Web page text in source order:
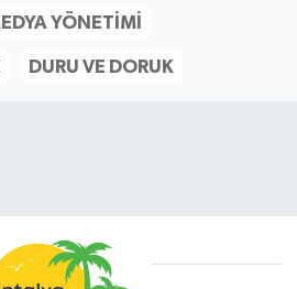
YÖNETIMI
DURU VE DORUK